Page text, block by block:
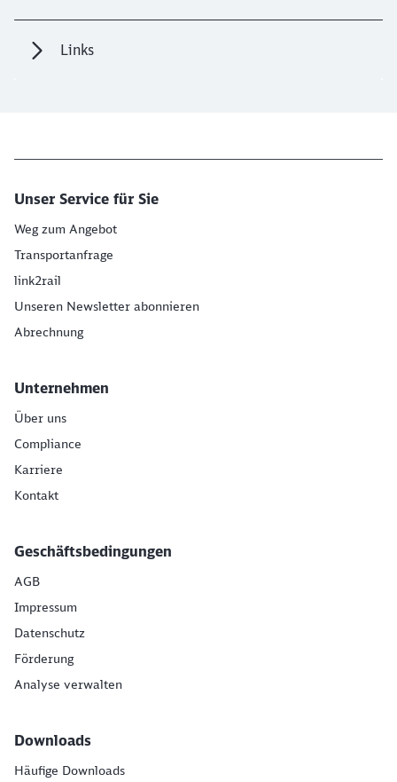
Links
Unser Service für Sie
Weg zum Angebot
Transportanfrage
link2rail
Unseren Newsletter abonnieren
Abrechnung
Unternehmen
Über uns
Compliance
Karriere
Kontakt
Geschäftsbedingungen
AGB
Impressum
Datenschutz
Förderung
Analyse verwalten
Downloads
Häufige Downloads